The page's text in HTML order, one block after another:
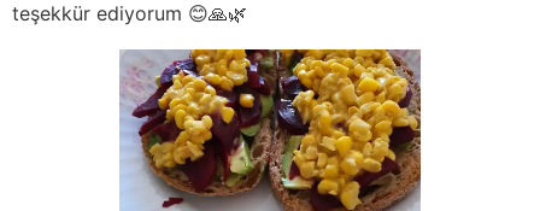
teşekkür ediyorum 😊🙏🌿